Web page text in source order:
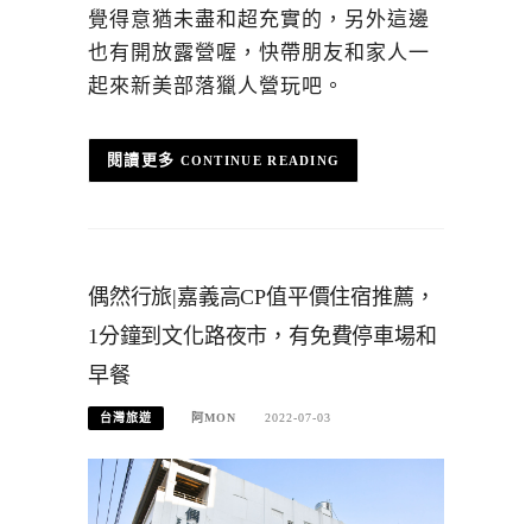
覺得意猶未盡和超充實的，另外這邊
也有開放露營喔，快帶朋友和家人一
起來新美部落獵人營玩吧。
CONTINUE READING
偶然行旅|嘉義高CP值平價住宿推薦，
1分鐘到文化路夜市，有免費停車場和
早餐
台灣旅遊 阿MON 2022-07-03